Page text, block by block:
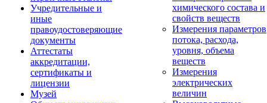
Учредительные и
иные
правоудостоверяющие
документы
Аттестаты
аккредитации,
сертификаты и
лицензии
Музей
химического состава и
свойств веществ
Измерения параметров
потока, расхода,
уровня, объема
веществ
Измерения
электрических
величин